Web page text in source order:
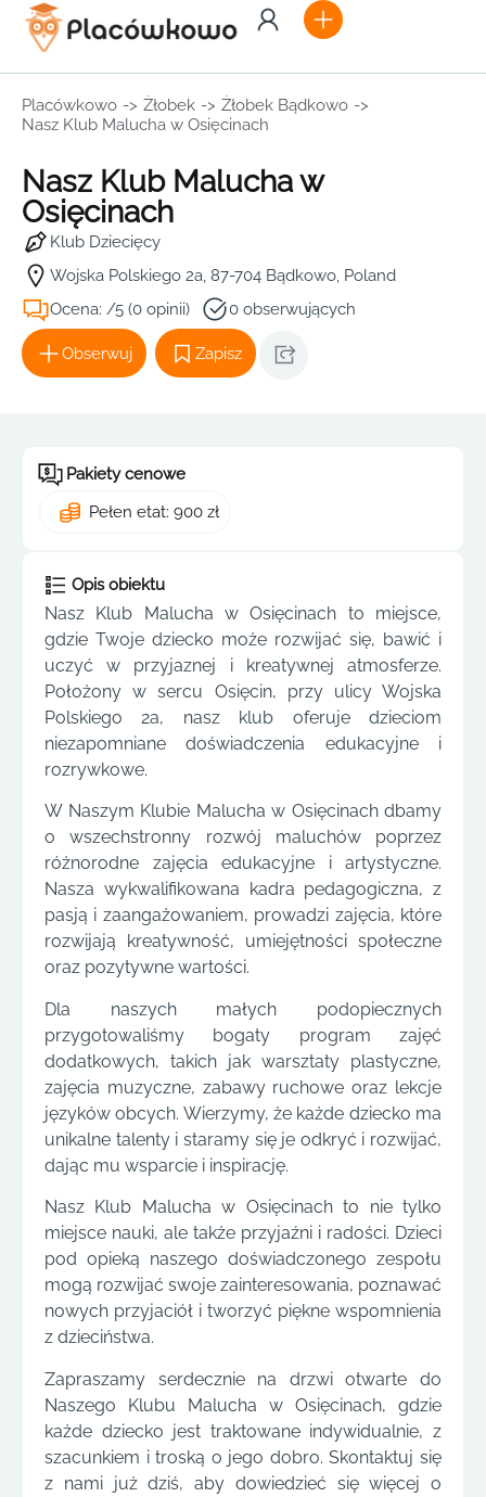
Placówkowo -> Żłobek -> Żłobek Bądkowo ->
Nasz Klub Malucha w Osięcinach
Nasz Klub Malucha w
Osięcinach
Klub Dziecięcy
Wojska Polskiego 2a, 87-704 Bądkowo, Poland
Ocena: /5 (0 opinii)
0 obserwujących
Obserwuj Zapisz
Pakiety cenowe
Pełen etat: 900 zł
Opis obiektu
Nasz Klub Malucha w Osięcinach to miejsce,
gdzie Twoje dziecko może rozwijać się, bawić i
uczyć w przyjaznej i kreatywnej atmosferze.
Położony w sercu Osięcin, przy ulicy Wojska
Polskiego 2a, nasz klub oferuje dzieciom
niezapomniane doświadczenia edukacyjne i
rozrywkowe.
W Naszym Klubie Malucha w Osięcinach dbamy
o wszechstronny rozwój maluchów poprzez
różnorodne zajęcia edukacyjne i artystyczne.
Nasza wykwalifikowana kadra pedagogiczna, z
pasją i zaangażowaniem, prowadzi zajęcia, które
rozwijają kreatywność, umiejętności społeczne
oraz pozytywne wartości.
Dla naszych małych podopiecznych
przygotowaliśmy bogaty program zajęć
dodatkowych, takich jak warsztaty plastyczne,
zajęcia muzyczne, zabawy ruchowe oraz lekcje
języków obcych. Wierzymy, że każde dziecko ma
unikalne talenty i staramy się je odkryć i rozwijać,
dając mu wsparcie i inspirację.
Nasz Klub Malucha w Osięcinach to nie tylko
miejsce nauki, ale także przyjaźni i radości. Dzieci
pod opieką naszego doświadczonego zespołu
mogą rozwijać swoje zainteresowania, poznawać
nowych przyjaciół i tworzyć piękne wspomnienia
z dzieciństwa.
Zapraszamy serdecznie na drzwi otwarte do
Naszego Klubu Malucha w Osięcinach, gdzie
każde dziecko jest traktowane indywidualnie, z
szacunkiem i troską o jego dobro. Skontaktuj się
z nami już dziś, aby dowiedzieć się więcej o